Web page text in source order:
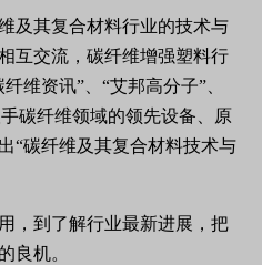
及其复合材料行业的技术与
互交流，碳纤维增强塑料行
维资讯”、“艾邦高分子”、
碳纤维领域的领先设备、原
“碳纤维及其复合材料技术与
，到了解行业最新进展，把
良机。